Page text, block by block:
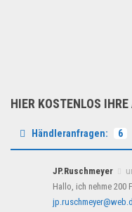
HIER KOSTENLOS
Händleranfragen: 6
JP.Ruschmeyer
Hallo, ich nehme 200